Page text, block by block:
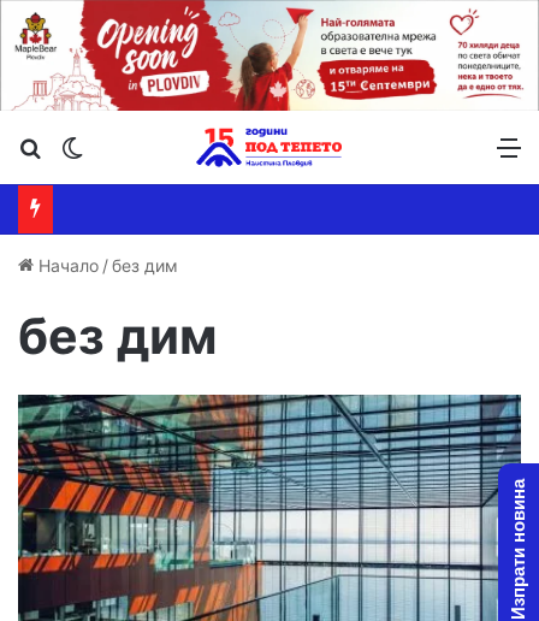
Търсене ...
Начало /без дим
без дим
Изпрати новина